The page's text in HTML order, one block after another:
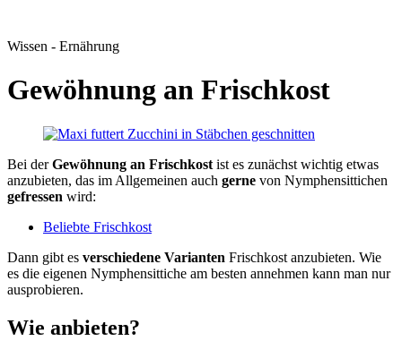
Wissen - Ernährung
Gewöhnung an Frischkost
Bei derGewöhnung an Frischkost ist es zunächst wichtig etwas
anzubieten, das im Allgemeinen auch gerne von Nymphensittichen
gefressen wird:
Beliebte Frischkost
Dann gibt es verschiedene Varianten Frischkost anzubieten. Wie
es die eigenen Nymphensittiche am besten annehmen kann man nur
ausprobieren.
Wie anbieten?